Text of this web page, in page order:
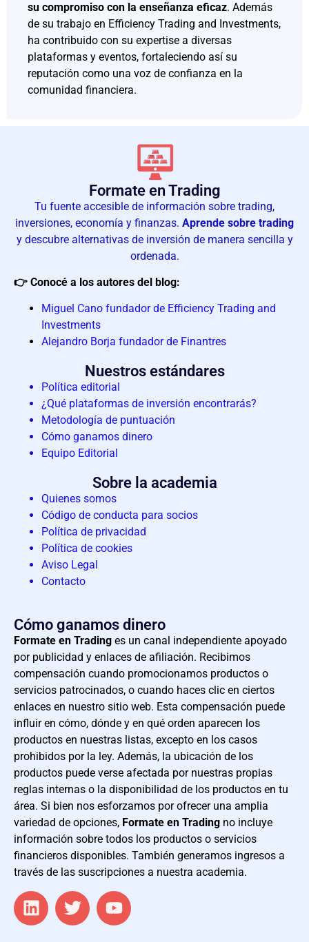
su compromiso con la enseñanza eficaz. Además
de su trabajo en Efficiency Trading and Investments,
ha contribuido con su expertise a diversas
plataformas y eventos, fortaleciendo así su
reputación como una voz de confianza en la
comunidad financiera.
Formate en Trading
Tu fuente accesible de información sobre trading,
inversiones, economía y finanzas. Aprende sobre trading
y descubre alternativas de inversión de manera sencilla y
ordenada.
👉 Conocé a los autores del blog:
Miguel Cano fundador de Efficiency Trading and
Investments
Alejandro Borja fundador de Finantres
Nuestros estándares
Política editorial
¿Qué plataformas de inversión encontrarás?
Metodología de puntuación
Cómo ganamos dinero​
Equipo Editorial
Sobre la academia
Quienes somos
Código de conducta para socios
Política de privacidad
Política de cookies
Aviso Legal
Contacto
Cómo ganamos dinero
Formate en Trading es un canal independiente apoyado
por publicidad y enlaces de afiliación. Recibimos
compensación cuando promocionamos productos o
servicios patrocinados, o cuando haces clic en ciertos
enlaces en nuestro sitio web. Esta compensación puede
influir en cómo, dónde y en qué orden aparecen los
productos en nuestras listas, excepto en los casos
prohibidos por la ley. Además, la ubicación de los
productos puede verse afectada por nuestras propias
reglas internas o la disponibilidad de los productos en tu
área. Si bien nos esforzamos por ofrecer una amplia
variedad de opciones, Formate en Trading no incluye
información sobre todos los productos o servicios
financieros disponibles. También generamos ingresos a
través de las suscripciones a nuestra academia.